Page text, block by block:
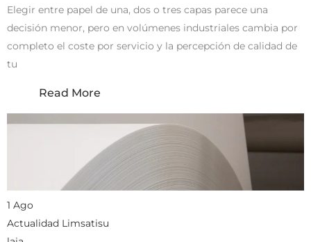
Elegir entre papel de una, dos o tres capas parece una
decisión menor, pero en volúmenes industriales cambia por
completo el coste por servicio y la percepción de calidad de
tu
Read More
1 Ago
Actualidad Limsatisu